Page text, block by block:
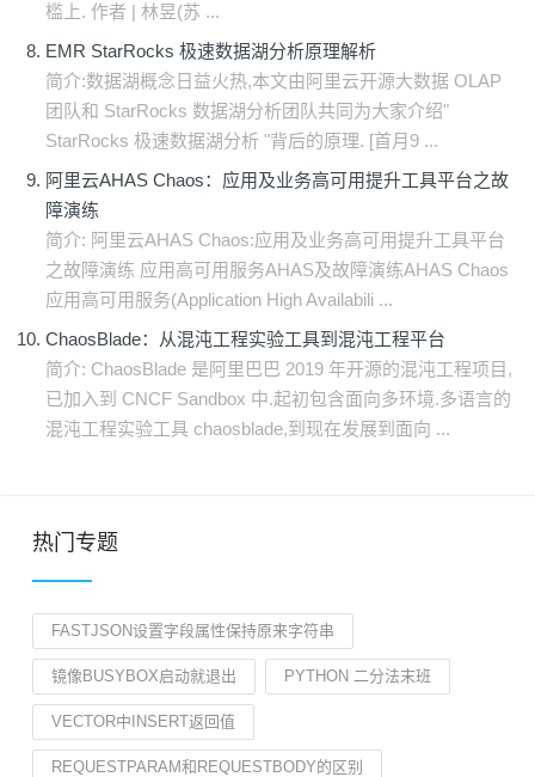
槛上. 作者 | 林昱(苏 ...
EMR StarRocks 极速数据湖分析原理解析
简介:数据湖概念日益火热,本文由阿里云开源大数据 OLAP
团队和 StarRocks 数据湖分析团队共同为大家介绍"
StarRocks 极速数据湖分析 "背后的原理. [首月9 ...
阿里云AHAS Chaos：应用及业务高可用提升工具平台之故
障演练
简介: 阿里云AHAS Chaos:应用及业务高可用提升工具平台
之故障演练 应用高可用服务AHAS及故障演练AHAS Chaos
应用高可用服务(Application High Availabili ...
ChaosBlade：从混沌工程实验工具到混沌工程平台
​简介: ChaosBlade 是阿里巴巴 2019 年开源的混沌工程项目,
已加入到 CNCF Sandbox 中.起初包含面向多环境.多语言的
混沌工程实验工具 chaosblade,到现在发展到面向 ...
热门专题
FASTJSON设置字段属性保持原来字符串
镜像BUSYBOX启动就退出 PYTHON 二分法末班
VECTOR中INSERT返回值
REQUESTPARAM和REQUESTBODY的区别